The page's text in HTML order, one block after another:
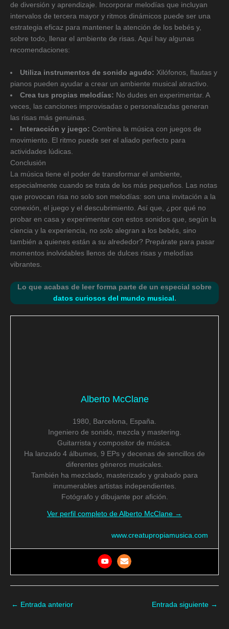
de diversión y aprendizaje. Incorporar melodías que incluyan
intervalos de tercera mayor y ritmos dinámicos puede ser una
estrategia eficaz para mantener la atención de los bebés y,
sobre todo, llenar el ambiente de risas. Aquí hay algunas
recomendaciones:
Utiliza instrumentos de sonido agudo: Xilófonos, flautas y
pianos pueden ayudar a crear un ambiente musical atractivo.
Crea tus propias melodías: No dudes en experimentar. A
veces, las canciones improvisadas o personalizadas generan
las risas más genuinas.
Interacción y juego: Combina la música con juegos de
movimiento. El ritmo puede ser el aliado perfecto para
actividades lúdicas.
Conclusión
La música tiene el poder de transformar el ambiente,
especialmente cuando se trata de los más pequeños. Las notas
que provocan risa no solo son melodías: son una invitación a la
conexión, el juego y el descubrimiento. Así que, ¿por qué no
probar en casa y experimentar con estos sonidos que, según la
ciencia y la experiencia, no solo alegran a los bebés, sino
también a quienes están a su alrededor? Prepárate para pasar
momentos inolvidables llenos de dulces risas y melodías
vibrantes.
Lo que acabas de leer forma parte de un especial sobre
datos curiosos del mundo musical.
Alberto McClane
1980, Barcelona, España.
Ingeniero de sonido, mezcla y mastering.
Guitarrista y compositor de música.
Ha lanzado 4 álbumes, 9 EPs y decenas de sencillos de
diferentes géneros musicales.
También ha mezclado, masterizado y grabado para
innumerables artistas independientes.
Fotógrafo y dibujante por afición.
Ver perfil completo de Alberto McClane →
www.creatupropiamusica.com
← Entrada anterior Entrada siguiente →